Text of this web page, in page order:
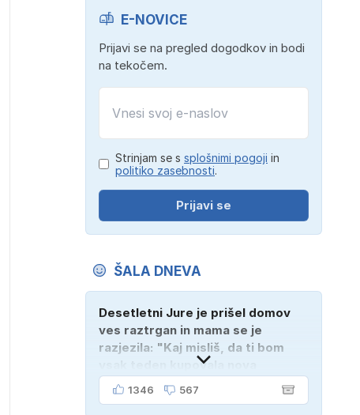
E-NOVICE
Prijavi se na pregled dogodkov in bodi
na tekočem.
Strinjam se s splošnimi pogoji in
politiko zasebnosti.
Prijavi se
ŠALA DNEVA
Desetletni Jure je prišel domov
ves raztrgan in mama se je
razjezila: "Kaj misliš, da ti bom
vsak teden kupovala nova
oblačila?" "Bodi vesela, da je
tako!" je odgovoril Jure. "Sosedje
1346 567